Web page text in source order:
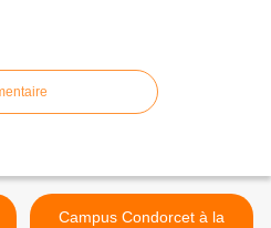
Campus Condorcet à la